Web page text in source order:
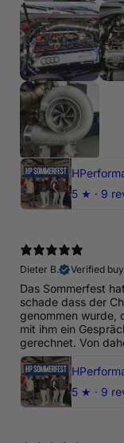
5 ★ · 9
Dieter B.
Verified
Das Sommerfest
schade dass der
genommen wurde,
mit ihm ein
gerechnet. Von
5 ★ · 9